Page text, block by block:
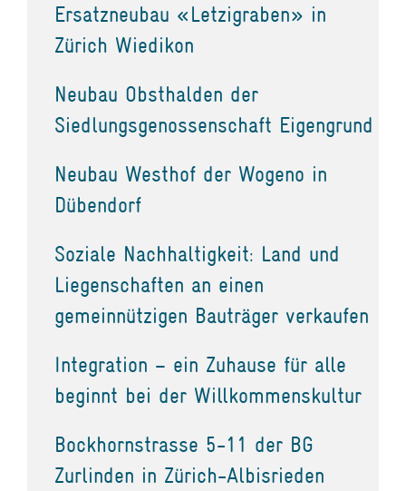
Ersatzneubau «Letzigraben» in
Zürich Wiedikon
Neubau Obsthalden der
Siedlungsgenossenschaft Eigengrund
Neubau Westhof der Wogeno in
Dübendorf
Soziale Nachhaltigkeit: Land und
Liegenschaften an einen
gemeinnützigen Bauträger verkaufen
Integration – ein Zuhause für alle
beginnt bei der Willkommenskultur
Bockhornstrasse 5-11 der BG
Zurlinden in Zürich-Albisrieden